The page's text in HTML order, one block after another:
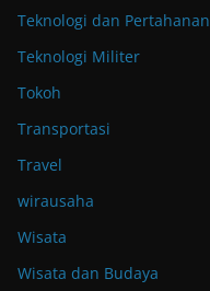
Teknologi dan Pertahanan
Teknologi Militer
Tokoh
Transportasi
Travel
wirausaha
Wisata
Wisata dan Budaya